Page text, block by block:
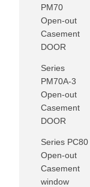
PM70
Open-out
Casement
DOOR
Series
PM70A-3
Open-out
Casement
DOOR
Series PC80
Open-out
Casement
window